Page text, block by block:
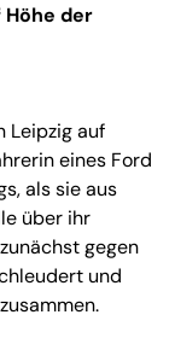
der
Leipzig auf
eines Ford
als sie aus
über ihr
gegen
und